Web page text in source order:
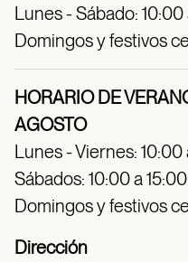
Lunes - Sábado:
Domingos y festivos
HORARIO DE
AGOSTO
Lunes - Viernes: 10:00
Sábados: 10:00 a
Domingos y festivos
Dirección